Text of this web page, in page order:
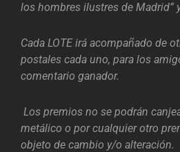
los hombres ilustres de Madrid”
Cada LOTE irá acompañado de
postales cada uno, para los
comentario ganador.
Los premios no se podrán
metálico o por cualquier otro
objeto de cambio y/o alteración.